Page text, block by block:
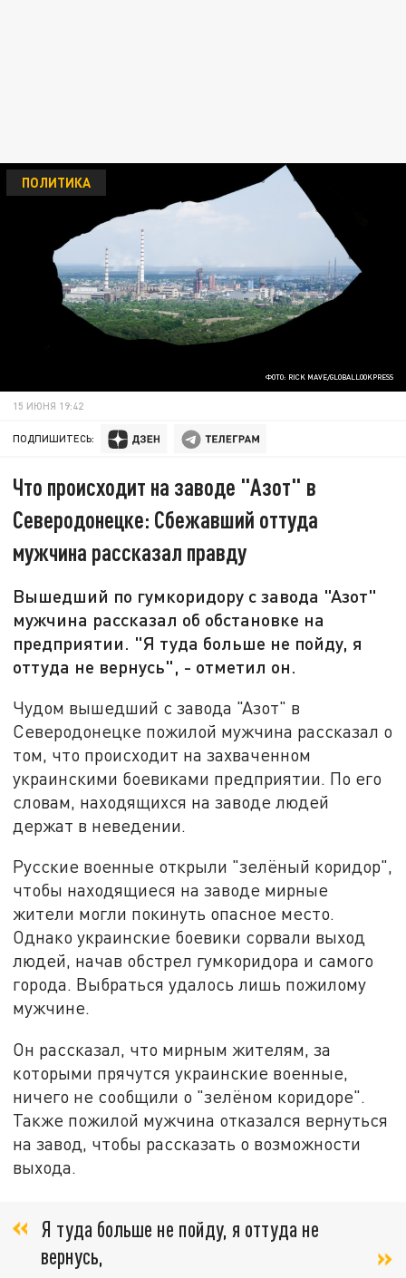
ФОТО: RICK MAVE/GLOBALLOOKPRESS
ПОЛИТИКА
15 ИЮНЯ 19:42
ПОДПИШИТЕСЬ:
Что происходит на заводе "Азот" в
Северодонецке: Сбежавший оттуда
мужчина рассказал правду
Вышедший по гумкоридору с завода "Азот"
мужчина рассказал об обстановке на
предприятии. "Я туда больше не пойду, я
оттуда не вернусь", - отметил он.
Чудом вышедший с завода "Азот" в
Северодонецке пожилой мужчина рассказал о
том, что происходит на захваченном
украинскими боевиками предприятии. По его
словам, находящихся на заводе людей
держат в неведении.
Русские военные открыли "зелёный коридор",
чтобы находящиеся на заводе мирные
жители могли покинуть опасное место.
Однако украинские боевики сорвали выход
людей, начав обстрел гумкоридора и самого
города. Выбраться удалось лишь пожилому
мужчине.
Он рассказал, что мирным жителям, за
которыми прячутся украинские военные,
ничего не сообщили о "зелёном коридоре".
Также пожилой мужчина отказался вернуться
на завод, чтобы рассказать о возможности
выхода.
Я туда больше не пойду, я оттуда не
вернусь,